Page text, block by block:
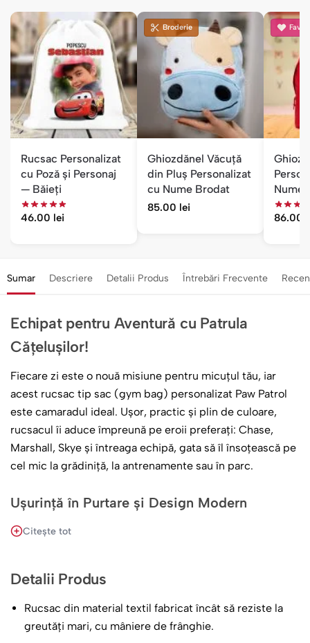
Rucsac Personalizat
cu Poză și Personaj
— Băieți
46.00 lei
Broderie
Ghiozdănel Văcuță
din Pluș Personalizat
cu Nume Brodat
85.00 lei
Nume
86.00
Sumar Descriere Detalii Produs Întrebări Frecvente
Echipat pentru Aventură cu Patrula
Cățelușilor!
Fiecare zi este o nouă misiune pentru micuțul tău, iar
acest rucsac tip sac (gym bag) personalizat Paw Patrol
este camaradul ideal. Ușor, practic și plin de culoare,
rucsacul îi aduce împreună pe eroii preferați: Chase,
Marshall, Skye și întreaga echipă, gata să îl însoțească pe
cel mic la grădiniță, la antrenamente sau în parc.
Ușurință în Purtare și Design Modern
Conceput special pentru a fi manevrat cu ușurință de
Grafică Vibrantă „Action Team”:
efect artistic tip acuarelă care iese în evidență pe
fundalul deschis al sacului.
Citește tot
Detalii Produs
Rucsac din material textil fabricat încât să reziste la
greutăți mari, cu mâniere de frânghie.